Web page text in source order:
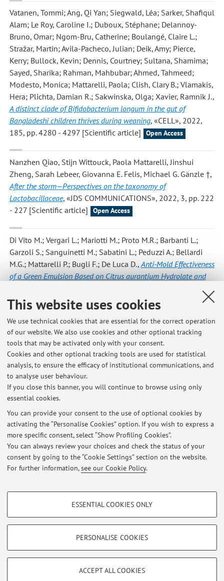
This website uses cookies
We use technical cookies that are essential for the correct operation
of our website. We also use cookies and other optional tracking
tools that may be activated only with your consent.
Cookies and other optional tracking tools are used for statistical
analysis, to ensure the efficacy of institutional communications, and
to analyse user behaviour.
If you close this banner, you will continue to browse using only
essential cookies.
You can provide your consent to the use of optional cookies by
activating the “Personalise Cookies” option. If you wish to express a
more specific consent, select “Show Profiling Cookies”.
You can always review your choices and check the status of your
consent by going to the “Cookie Settings” section on the website.
For further information,see our Cookie Policy.
PROFILING COOKIES - OPTIONAL
Show profiling cookies
TECHNICAL COOKIES - ESSENTIAL
ESSENTIAL COOKIES ONLY
PERSONALISE COOKIES
ACCEPT ALL COOKIES
Vatanen, Tommi; Ang, Qi Yan; Siegwald, Léa; Sarker, Shafiqul
Alam; Le Roy, Caroline I.; Duboux, Stéphane; Delannoy-
Bruno, Omar; Ngom-Bru, Catherine; Boulangé, Claire L.;
Stražar, Martin; Avila-Pacheco, Julian; Deik, Amy; Pierce,
Kerry; Bullock, Kevin; Dennis, Courtney; Sultana, Shamima;
Sayed, Sharika; Rahman, Mahbubar; Ahmed, Tahmeed;
Modesto, Monica; Mattarelli, Paola; Clish, Clary B.; Vlamakis,
Hera; Plichta, Damian R.; Sakwinska, Olga; Xavier, Ramnik J.,
A distinct clade of Bifidobacterium longum in the gut of
Bangladeshi children thrives during weaning, «CELL», 2022,
185, pp. 4280 - 4297 [Scientific article]
Open Access
Nanzhen Qiao, Stijn Wittouck, Paola Mattarelli, Jinshui
Zheng, Sarah Lebeer, Giovanna E. Felis, Michael G. Gänzle †,
After the storm—Perspectives on the taxonomy of
Lactobacillaceae, «JDS COMMUNICATIONS», 2022, 3, pp. 222
- 227 [Scientific article]
Open Access
Di Vito M.; Vergari L.; Mariotti M.; Proto M.R.; Barbanti L.;
Garzoli S.; Sanguinetti M.; Sabatini L.; Peduzzi A.; Bellardi
M.G.; Mattarelli P.; Bugli F.; De Luca D., Anti-Mold Effectiveness
of a Green Emulsion Based on Citrus aurantium Hydrolate and
Restoration
, «MICROORGANISMS», 2022, 10, Article number:
205 , pp. 1 - 11 [Scientific article] Open Access
1 2 3 4 5
Publications prior to 2004
Latest news
At the moment no news are available.
Restricted area
Loginto manage all website contents.
Zamboni, 33 - 40126 Bologna - Partita IVA: 01131710376